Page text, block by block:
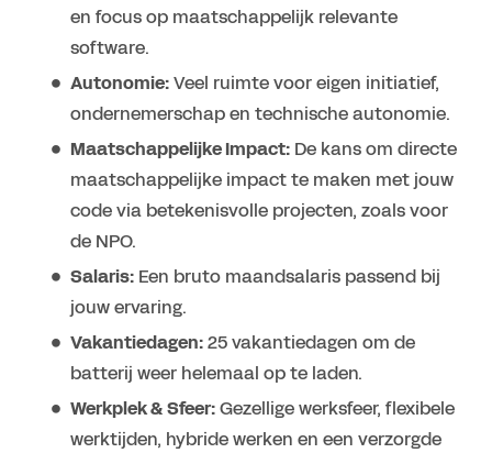
en focus op maatschappelijk relevante
software.
Autonomie:Veel ruimte voor eigen initiatief,
ondernemerschap en technische autonomie.
Maatschappelijke Impact: De kans om directe
maatschappelijke impact te maken met jouw
code via betekenisvolle projecten, zoals voor
de NPO.
Salaris: Een bruto maandsalaris passend bij
jouw ervaring.
Vakantiedagen:25 vakantiedagen om de
batterij weer helemaal op te laden.
Werkplek & Sfeer:Gezellige werksfeer, flexibele
werktijden, hybride werken en een verzorgde